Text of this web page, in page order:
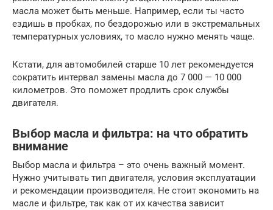
масла может быть меньше. Например, если ты часто
ездишь в пробках, по бездорожью или в экстремальных
температурных условиях, то масло нужно менять чаще.
Кстати, для автомобилей старше 10 лет рекомендуется
сократить интервал замены масла до 7 000 — 10 000
километров. Это поможет продлить срок службы
двигателя.
Выбор масла и фильтра: на что обратить
внимание
Выбор масла и фильтра – это очень важный момент.
Нужно учитывать тип двигателя, условия эксплуатации
и рекомендации производителя. Не стоит экономить на
масле и фильтре, так как от их качества зависит